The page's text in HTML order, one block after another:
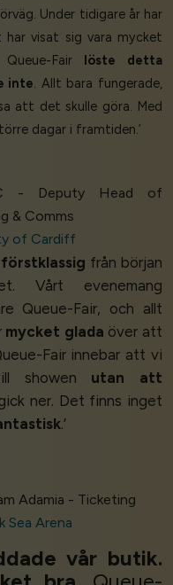
Under tidigare år har
visat sig vara mycket
Fair löste detta
inte. Allt bara fungerade,
att det skulle göra. Med
dagar i framtiden.’
- Deputy Head of
& Comms
of Cardiff
förstklassig från början
Vårt evenemang
Queue-Fair, och allt
mycket glada över att
Fair innebar att vi
showen utan att
ner. Det finns inget
.’
Adamia - Ticketing
Sea Arena
vår butik.